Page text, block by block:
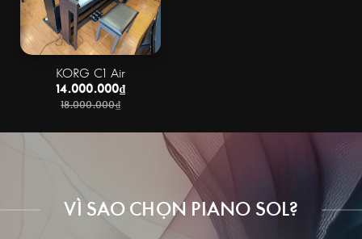
KORG C1 Air
14.000.000₫
18.000.000₫
VÌ SAO CHỌN PIANO SOL?